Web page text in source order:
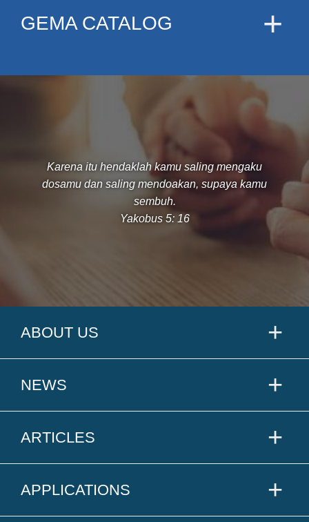
GEMA CATALOG
Karena itu hendaklah kamu saling mengaku
dosamu dan saling mendoakan, supaya kamu
sembuh.
Yakobus 5: 16
ABOUT US
NEWS
ARTICLES
APPLICATIONS